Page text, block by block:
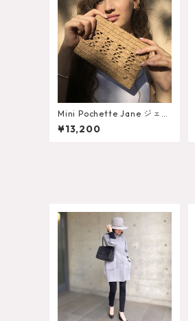
Mini Pochette Jane ジェー
ン ポシェット ミニ
¥13,200